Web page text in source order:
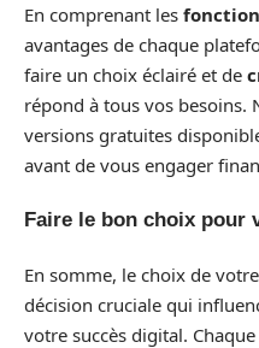
En comprenant les
avantages de chaque
faire un choix éclairé et de
répond à tous vos besoins.
versions gratuites
avant de vous engager
Faire le bon choix pour
En somme, le choix de votre
décision cruciale qui
votre succès digital.